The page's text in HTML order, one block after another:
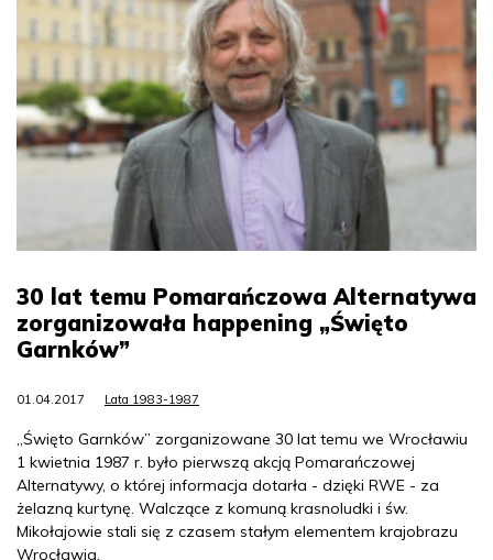
30 lat temu Pomarańczowa Alternatywa
zorganizowała happening „Święto
Garnków”
01.04.2017 Lata 1983-1987
„Święto Garnków” zorganizowane 30 lat temu we Wrocławiu
1 kwietnia 1987 r. było pierwszą akcją Pomarańczowej
Alternatywy, o której informacja dotarła - dzięki RWE - za
żelazną kurtynę. Walczące z komuną krasnoludki i św.
Mikołajowie stali się z czasem stałym elementem krajobrazu
Wrocławia.